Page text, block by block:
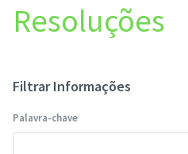
Resoluções
Filtrar Informações
Palavra-chave